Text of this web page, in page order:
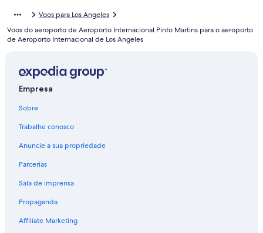
Voos de Porto Alegre (POA) para Los Angeles (LAX)
Voos de Rio de Janeiro (RIO) para Los Angeles (LAX)
Voos para Aeroporto Internacional de Los Angeles
Voos para Los Angeles
Voos para Los Angeles
Voos do aeroporto de Aeroporto Internacional Pinto Martins para o aeroporto
de Aeroporto Internacional de Los Angeles
Empresa
Sobre
Trabalhe conosco
Anuncie a sua propriedade
Parcerias
Sala de imprensa
Propaganda
Affiliate Marketing